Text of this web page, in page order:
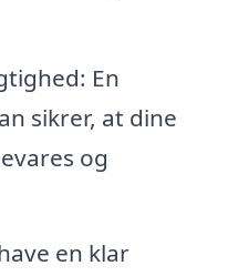
En
sikrer, at dine
og
en klar